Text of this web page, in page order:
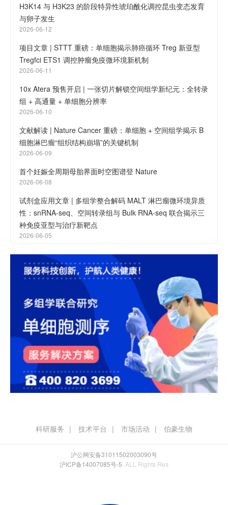
H3K14 与 H3K23 的阶段特异性琥珀酰化调控昆虫变态发育
与卵子发生
2026-06-12
项目文章 | STTT 重磅：单细胞揭示肺癌循环 Treg 新亚型
Tregfci ETS1 调控肿瘤免疫微环境新机制
2026-06-11
10x Atera 预售开启 | 一张切片解锁空间组学新纪元：全转录
组 + 高通量 + 单细胞分辨率
2026-06-10
文献解读 | Nature Cancer 重磅：单细胞 + 空间组学揭示 B
细胞淋巴瘤“组织结构崩塌”的关键机制
2026-06-09
首个妊娠全周期母胎界面时空图谱登 Nature
2026-06-08
试剂盒应用文章 | 多组学整合解码 MALT 淋巴瘤微环境异质
性：snRNA-seq、空间转录组与 Bulk RNA-seq 联合揭示三
种免疫亚型与治疗新靶点
2026-06-05
科研服务 技术平台 市场活动 伯豪生物
沪公网安备31011502003090号
沪ICP备14007085号-5 . ALL Rights Res